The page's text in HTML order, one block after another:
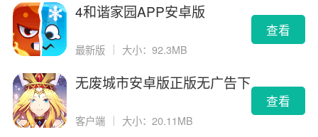
4和谐家园APP安卓版
最新版 大小：92.3MB
查看
无废城市安卓版正版无广告下
客户端 大小：20.11MB
查看